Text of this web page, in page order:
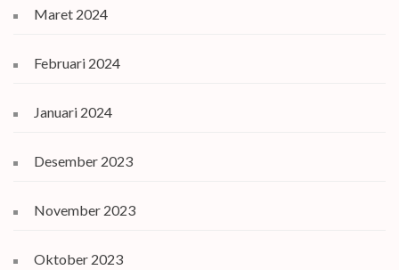
Maret 2024
Februari 2024
Januari 2024
Desember 2023
November 2023
Oktober 2023